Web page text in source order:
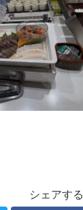
シェアする